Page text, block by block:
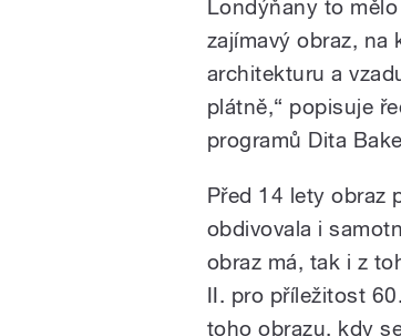
Londýňany to
zajímavý obraz, na
architekturu a
plátně,“ popisuje
programů Dita
Před 14 lety obraz
obdivovala i
obraz má, tak i z
II. pro příležitost
toho obrazu, kdy